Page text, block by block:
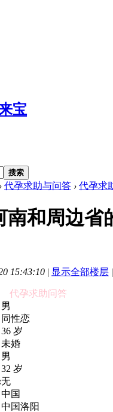
搜索
› 代孕求助与问答 › 代孕求
南和周边省
15:43:10 | 显示全部楼层 |
代孕求助问答
男
同性恋
36 岁
未婚
男
32 岁
无
中国
中国洛阳